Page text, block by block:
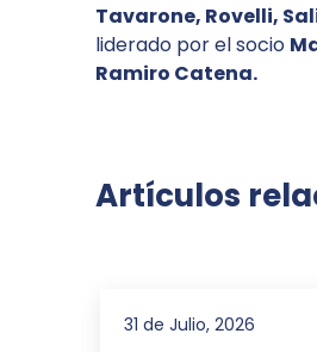
Tavarone, Rovelli,
liderado por el socio
Ramiro Catena.
Artículos
31 de Julio, 2026